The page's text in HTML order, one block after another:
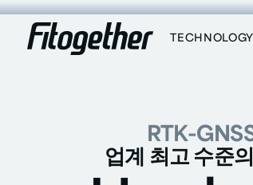
TECHNOLOGY
RTK-
업계 최고 수준